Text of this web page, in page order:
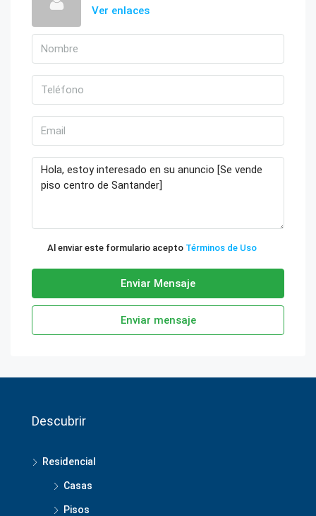
Ver enlaces
Al enviar este formulario acepto Términos de Uso
Enviar Mensaje
Enviar mensaje
Descubrir
Residencial
Casas
Pisos